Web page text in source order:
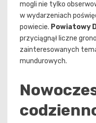
mogli nie tylko
w wydarzeniach
powiecie. Powiatowy
przyciągnął liczne
zainteresowanych
mundurowych.